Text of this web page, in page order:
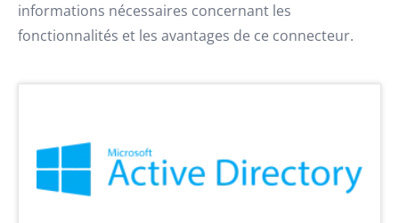
informations nécessaires concernant les
fonctionnalités et les avantages de ce connecteur.